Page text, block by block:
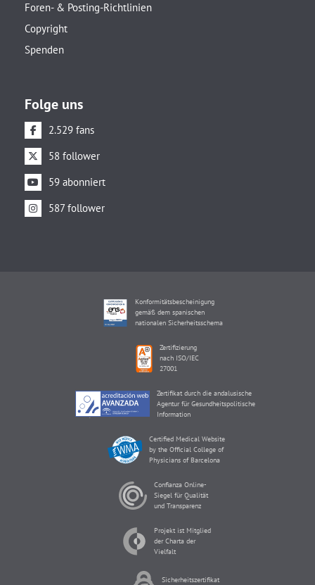
Foren- & Posting-Richtlinien
Copyright
Spenden
Folge uns
2.529 fans
58 follower
59 abonniert
587 follower
Konformitätsbescheinigung
gemäß dem spanischen
nationalen Sicherheitsschema
Zertifizierung
nach ISO/IEC
27001
Zertifikat durch die andalusische
Agentur für Gesundheitspolitische
Information
Certified Medical Website
by the Official College of
Physicians of Barcelona
Confianza Online-
Siegel für Qualität
und Transparenz
Projekt ist Mitglied
der Charta der
Vielfalt
Sicherheitszertifikat